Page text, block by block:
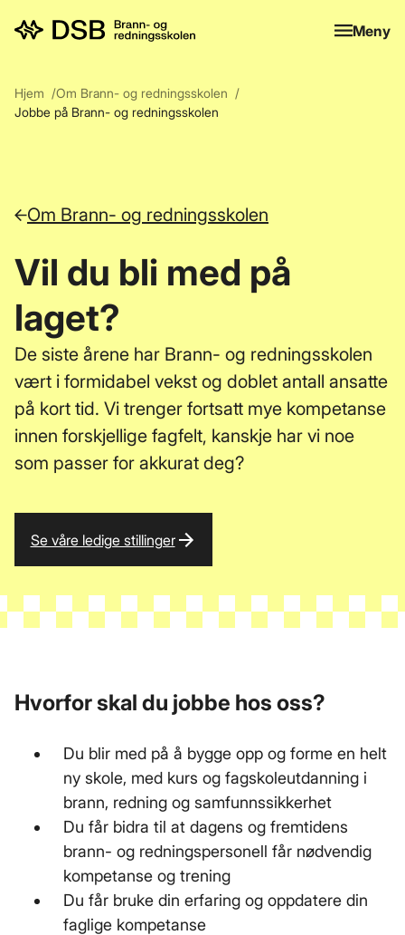
Meny
Meny
Hjem
Om Brann- og redningsskolen
Jobbe på Brann- og redningsskolen
Om Brann- og redningsskolen
Vil du bli med på
laget?
De siste årene har Brann- og redningsskolen
vært i formidabel vekst og doblet antall ansatte
på kort tid. Vi trenger fortsatt mye kompetanse
innen forskjellige fagfelt, kanskje har vi noe
som passer for akkurat deg?
Se våre ledige stillinger
Hvorfor skal du jobbe hos oss?
Du blir med på å bygge opp og forme en helt
ny skole, med kurs og fagskoleutdanning i
brann, redning og samfunnssikkerhet
Du får bidra til at dagens og fremtidens
brann- og redningspersonell får nødvendig
kompetanse og trening
Du får bruke din erfaring og oppdatere din
faglige kompetanse